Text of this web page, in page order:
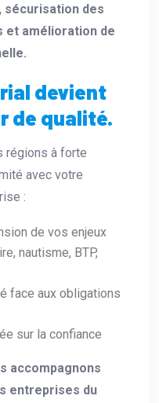
sécurisation des
et amélioration de
devient
de qualité.
régions à forte
avec votre
:
de vos enjeux
nautisme, BTP,
face aux obligations
sur la confiance
accompagnons
entreprises du